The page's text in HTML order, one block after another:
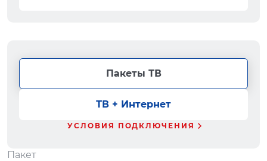
Пакеты ТВ
ТВ + Интернет
УСЛОВИЯ ПОДКЛЮЧЕНИЯ
Пакет